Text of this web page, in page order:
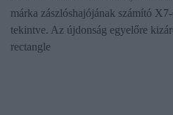
márka zászlóshajójának számító
tekintve. Az újdonság egyelőre
rectangle